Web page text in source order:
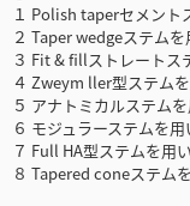
１ Polish taperセメント
２ Taper wedgeステム
３ Fit & fillストレートス
４ Zweym ller型ステム
５ アナトミカルステム
６ モジュラーステムを
７ Full HA型ステムを用
８ Tapered coneステム